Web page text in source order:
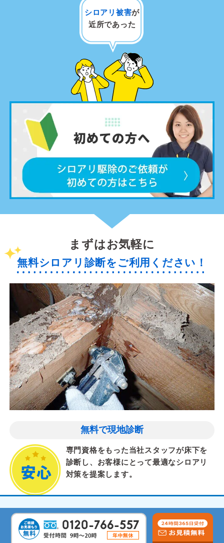
シロアリ被害が
近所であった
まずはお気軽に
無料シロアリ診断をご利用ください！
無料で現地診断
専門資格をもった当社スタッフが床下を
診断し、お客様にとって最適なシロアリ
対策を提案します。
気配りと丁寧な作業
茨城県、猿島郡境町での施工実績が豊富